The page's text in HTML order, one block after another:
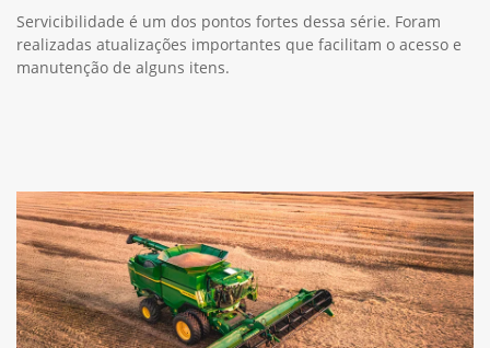
Servicibilidade é um dos pontos fortes dessa série. Foram
realizadas atualizações importantes que facilitam o acesso e
manutenção de alguns itens.